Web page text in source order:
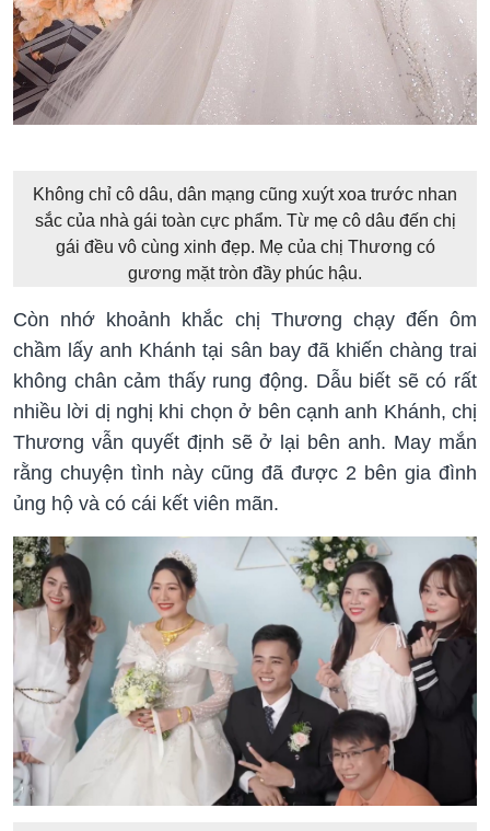
Không chỉ cô dâu, dân mạng cũng xuýt xoa trước nhan
sắc của nhà gái toàn cực phẩm. Từ mẹ cô dâu đến chị
gái đều vô cùng xinh đẹp. Mẹ của chị Thương có
gương mặt tròn đầy phúc hậu.
Còn nhớ khoảnh khắc chị Thương chạy đến ôm
chầm lấy anh Khánh tại sân bay đã khiến chàng trai
không chân cảm thấy rung động. Dẫu biết sẽ có rất
nhiều lời dị nghị khi chọn ở bên cạnh anh Khánh, chị
Thương vẫn quyết định sẽ ở lại bên anh. May mắn
rằng chuyện tình này cũng đã được 2 bên gia đình
ủng hộ và có cái kết viên mãn.